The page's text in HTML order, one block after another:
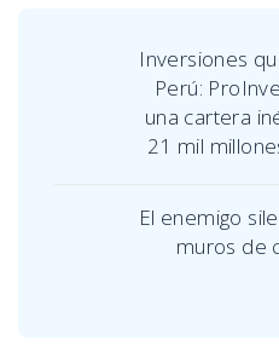
Inversiones
Perú:
una cartera
21 mil
El enemigo
muros de